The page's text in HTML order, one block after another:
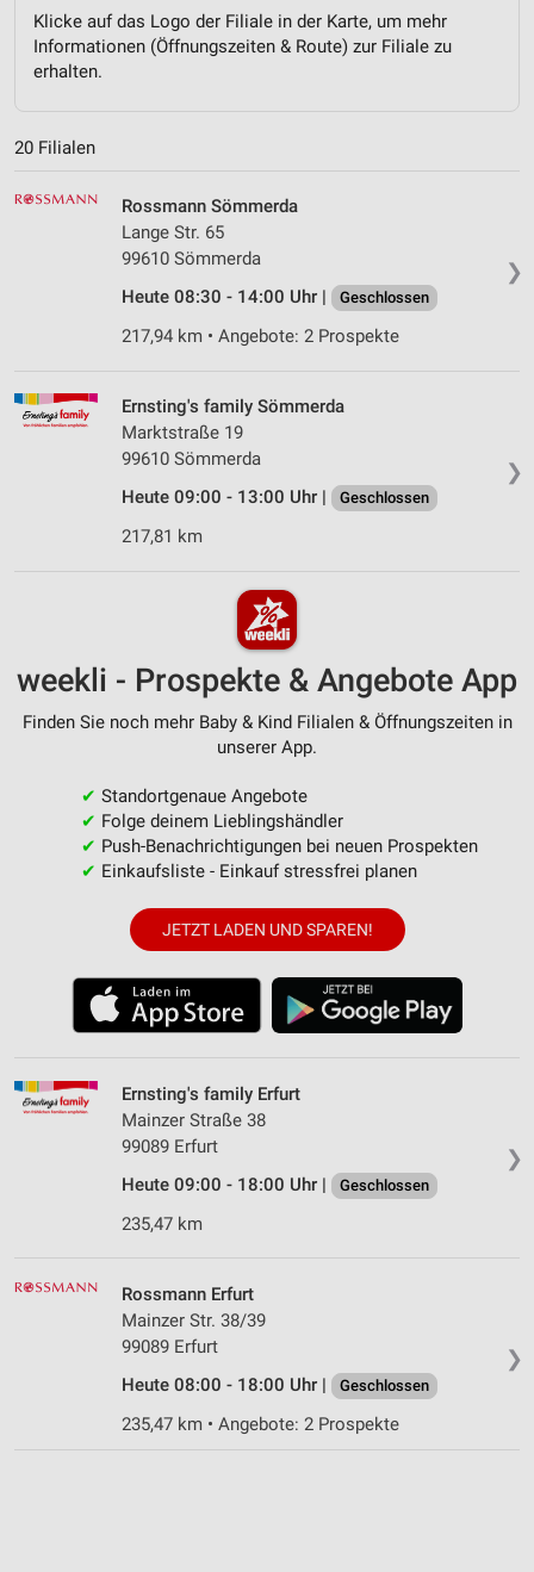
Klicke auf das Logo der Filiale in der Karte, um mehr
Informationen (Öffnungszeiten & Route) zur Filiale zu
erhalten.
20 Filialen
❯
Rossmann Sömmerda
Lange Str. 65
99610 Sömmerda
Heute 08:30 - 14:00 Uhr |
Geschlossen
217,94 km • Angebote: 2 Prospekte
❯
Ernsting's family Sömmerda
Marktstraße 19
99610 Sömmerda
Heute 09:00 - 13:00 Uhr |
Geschlossen
217,81 km
weekli - Prospekte & Angebote App
Finden Sie noch mehr Baby & Kind Filialen & Öffnungszeiten in
unserer App.
✔ Standortgenaue Angebote
✔ Folge deinem Lieblingshändler
✔ Push-Benachrichtigungen bei neuen Prospekten
✔ Einkaufsliste - Einkauf stressfrei planen
JETZT LADEN UND SPAREN!
❯
Ernsting's family Erfurt
Mainzer Straße 38
99089 Erfurt
Heute 09:00 - 18:00 Uhr |
Geschlossen
235,47 km
❯
Rossmann Erfurt
Mainzer Str. 38/39
99089 Erfurt
Heute 08:00 - 18:00 Uhr |
Geschlossen
235,47 km • Angebote: 2 Prospekte